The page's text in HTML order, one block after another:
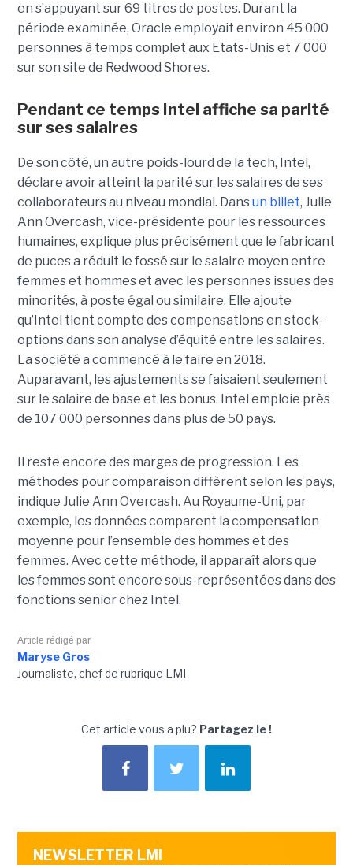
en s’appuyant sur 69 titres de postes. Durant la
période examinée, Oracle employait environ 45 000
personnes à temps complet aux Etats-Unis et 7 000
sur son site de Redwood Shores.
Pendant ce temps Intel affiche sa parité
sur ses salaires
De son côté, un autre poids-lourd de la tech, Intel,
déclare avoir atteint la parité sur les salaires de ses
collaborateurs au niveau mondial. Dansun billet, Julie
Ann Overcash, vice-présidente pour les ressources
humaines, explique plus précisément que le fabricant
de puces a réduit le fossé sur le salaire moyen entre
femmes et hommes et avec les personnes issues des
minorités, à poste égal ou similaire. Elle ajoute
qu’Intel tient compte des compensations en stock-
options dans son analyse d’équité entre les salaires.
La société a commencé à le faire en 2018.
Auparavant, les ajustements se faisaient seulement
sur le salaire de base et les bonus. Intel emploie près
de 107 000 personnes dans plus de 50 pays.
Il reste encore des marges de progression. Les
méthodes pour comparaison diffèrent selon les pays,
indique Julie Ann Overcash. Au Royaume-Uni, par
exemple, les données comparent la compensation
moyenne pour l’ensemble des hommes et des
femmes. Avec cette méthode, il apparaît alors que
les femmes sont encore sous-représentées dans des
fonctions senior chez Intel.
Article rédigé par
Maryse Gros
Journaliste, chef de rubrique LMI
Cet article vous a plu? Partagez le !
NEWSLETTER LMI